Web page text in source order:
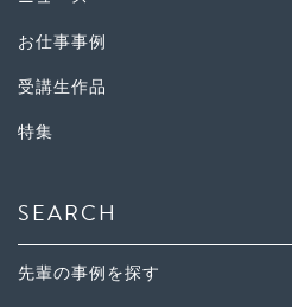
お仕事事例
受講生作品
特集
SEARCH
先輩の事例を探す